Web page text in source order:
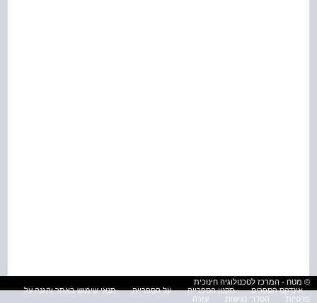
© מטח - המרכז לטכנולוגיה חינוכית
אינדקס הספרים
תקנון הספרייה על הספרייה
תנאי שימוש באתר והגנה על
פרטיות
הסדרי נגישות עזרה